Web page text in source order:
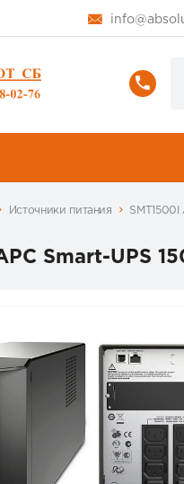
+7
178-
Источники питания
SMT1500I
Smart-UPS